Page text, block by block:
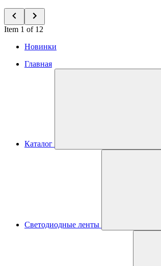
Item 1 of 12
Новинки
Главная
Каталог
Светодиодные ленты